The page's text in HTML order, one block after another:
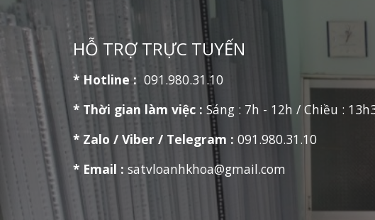
HỖ TRỢ TRỰC TUYẾN
* Hotline : 091.980.31.10
* Thời gian làm việc : Sáng : 7h - 12h / Chiều :
* Zalo / Viber / Telegram : 091.980.31.10
* Email : satvloanhkhoa@gmail.com